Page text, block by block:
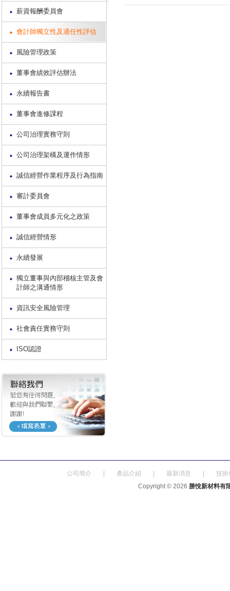
薪資報酬委員會
會計師獨立性及適任性評估
風險管理政策
董事會績效評估辦法
永續報告書
董事會進修課程
公司治理實務守則
公司治理架構及運作情形
誠信經營作業程序及行為指南
審計委員會
董事會成員多元化之政策
誠信經營情形
永續發展
獨立董事與內部稽核主管及會
計師之溝通情形
資訊安全風險管理
社會責任實務守則
ISO認證
公司簡介 產品介紹 最新消息 |技術
Copyright © 2026 勝悅新材料有